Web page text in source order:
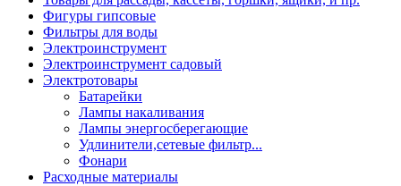
Фигуры гипсовые
Фильтры для воды
Электроинструмент
Электроинструмент садовый
Электротовары
Батарейки
Лампы накаливания
Лампы энергосберегающие
Удлинители,сетевые фильтр...
Фонари
Расходные материалы